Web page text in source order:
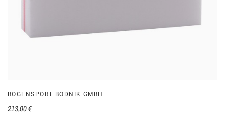
BOGENSPORT BODNIK GMBH
213,00 €